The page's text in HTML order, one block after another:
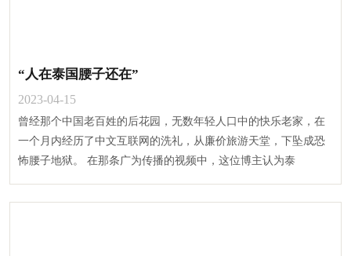
“人在泰国腰子还在”
2023-04-15
曾经那个中国老百姓的后花园，无数年轻人口中的快乐老家，在
一个月内经历了中文互联网的洗礼，从廉价旅游天堂，下坠成恐
怖腰子地狱。 在那条广为传播的视频中，这位博主认为泰